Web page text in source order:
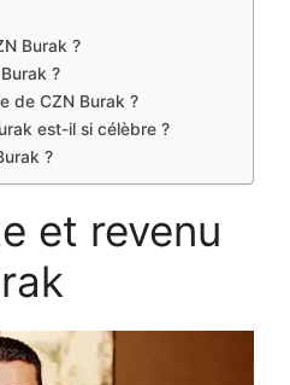
Burak ?
?
de CZN Burak ?
est-il si célèbre ?
?
et revenu